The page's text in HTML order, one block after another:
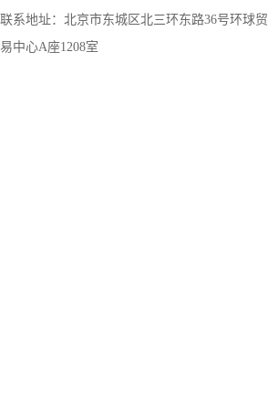
联系地址：北京市东城区北三环东路36号环球贸
易中心A座1208室